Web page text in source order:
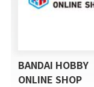
BANDAI HOBBY
ONLINE SHOP